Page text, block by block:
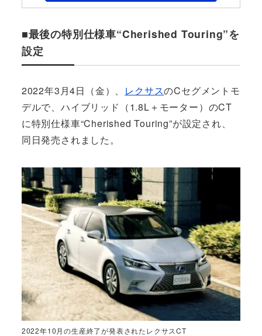
■最後の特別仕様車“Cherished Touring”を
設定
2022年3月4日（金）、 レクサスのCセグメントモ
デルで、ハイブリッド（1.8L＋モーター）のCT
に特別仕様車“Cherished Touring”が設定され、
同日発売されました。
2022年10月の生産終了が発表されたレクサスCT